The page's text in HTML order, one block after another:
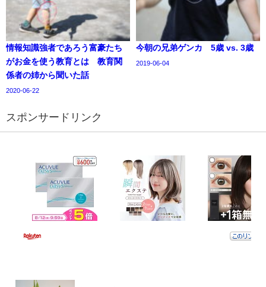
情報知識強者であろう富豪たち
がお金を使う教育とは 教育関
係者の姉から聞いた話
2020-06-22
今朝の兄弟ゲンカ 5歳 vs. 3歳
2019-06-04
スポンサードリンク